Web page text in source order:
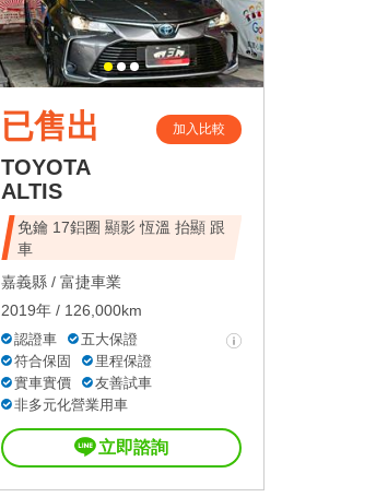
已售出 加入比較
TOYOTA
ALTIS
免鑰 17鋁圈 顯影 恆溫 抬顯 跟
車
嘉義縣 / 富捷車業
2019年 / 126,000km
認證車
五大保證
符合保固
里程保證
實車實價
友善試車
非多元化營業用車
立即諮詢